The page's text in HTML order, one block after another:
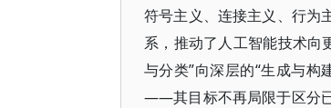
符号主义、连接主义、行为
系，推动了人工智能技术向
与分类”向深层的“生成与
——其目标不再局限于区分